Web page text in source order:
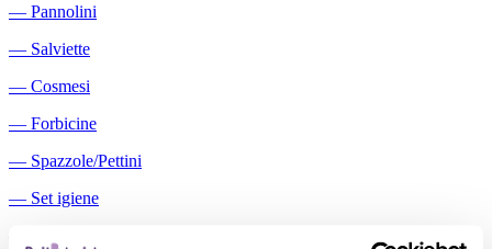
― Pannolini
― Salviette
― Cosmesi
― Forbicine
― Spazzole/Pettini
― Set igiene